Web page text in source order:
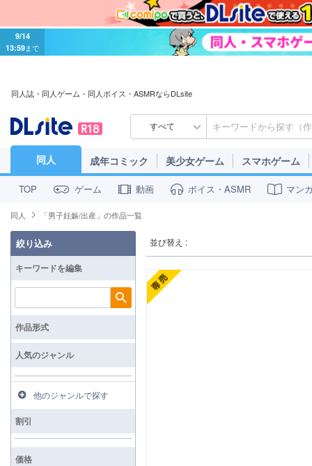
9/14
13:59まで
同人誌・同人ゲーム・同人ボイス・ASMRならDLsite
すべて
同人 成年コミック 美少女ゲーム スマホゲーム
TOP ゲーム 動画 ボイス・ASMR マン
同人 「男子妊娠/出産」の作品一覧
並び替え :
絞り込み
キーワードを編集
検索
作品形式
人気のジャンル
他のジャンルで探す
割引
価格